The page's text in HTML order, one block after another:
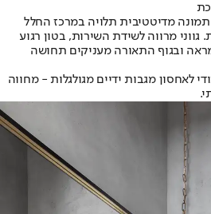
מדיטטיבית תלויה במרכז החלל
מרווה לשידת השירות, בטון רגוע
ובגוף התאורה מעניקים תחושה
לאחסון מגבות ידיים מגולגלות - מחווה